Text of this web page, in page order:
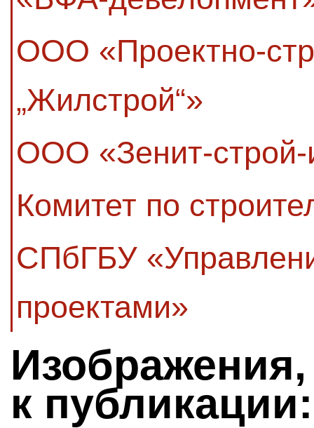
ООО «Проектно-
„Жилстрой“»
ООО «Зенит-строй-
Комитет по
СПбГБУ
проектами»
к публикации: